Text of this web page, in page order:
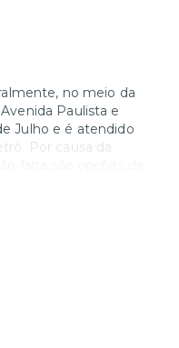
no meio da
Paulista e
Julho e é atendido
Por causa da
o Frei Caneca e o